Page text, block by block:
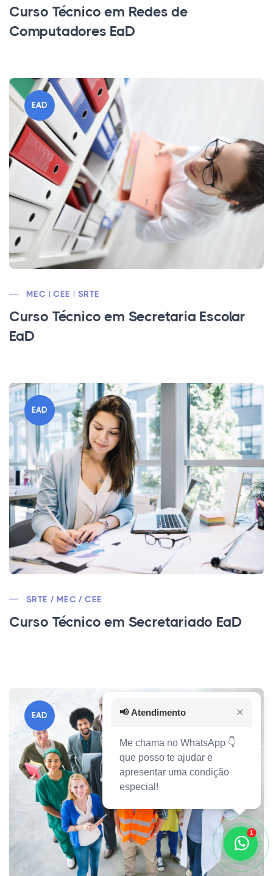
Curso Técnico em Redes de
Computadores EaD
EAD
MEC | CEE | SRTE
Curso Técnico em Secretaria Escolar
EaD
EAD
SRTE / MEC / CEE
Curso Técnico em Secretariado EaD
EAD
1
📢 Atendimento ✕
Me chama no WhatsApp 👇
que posso te ajudar e
apresentar uma condição
especial!